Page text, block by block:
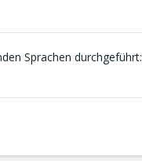
Sprachen durchgeführt: